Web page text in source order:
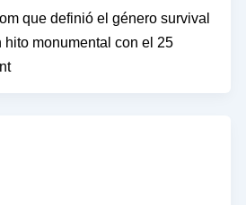
que definió el género survival
hito monumental con el 25